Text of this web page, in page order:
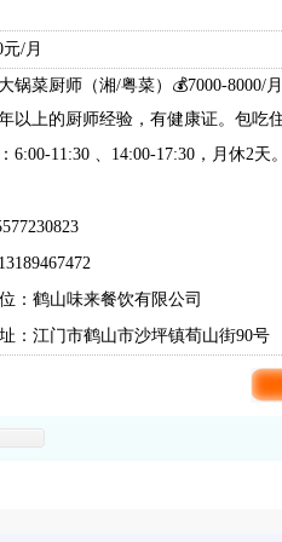
/月
锅菜厨师（湘/粤菜）💰7000-8000/月
以上的厨师经验，有健康证。包吃
6:00-11:30 、14:00-17:30，月休2天
：鹤山味来餐饮有限公司
：江门市鹤山市沙坪镇荀山街90号